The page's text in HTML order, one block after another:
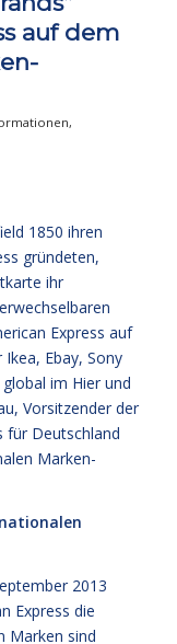
auf dem
,
1850 ihren
gründeten,
ihr
Express auf
Ebay, Sony
im Hier und
Vorsitzender der
für Deutschland
Marken-
2013
Express die
Marken sind